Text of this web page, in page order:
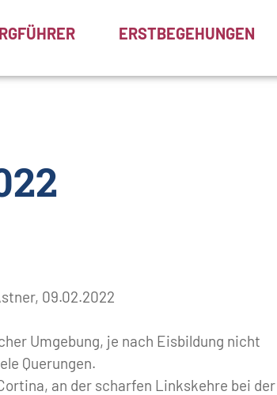
ERSTBEGEHUNGEN
09.02.2022
Umgebung, je nach Eisbildung nicht
Querungen.
an der scharfen Linkskehre bei der